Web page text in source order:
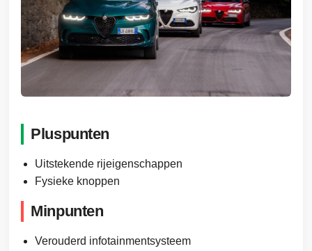
Pluspunten
Uitstekende rijeigenschappen
Fysieke knoppen
Minpunten
Verouderd infotainmentsysteem